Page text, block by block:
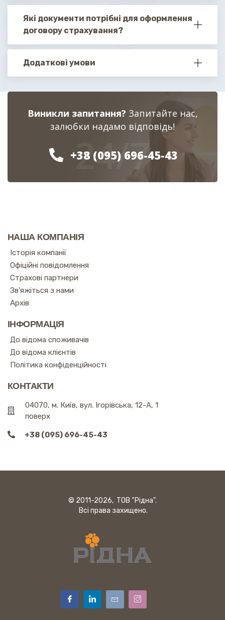
Які документи потрібні для оформлення
договору страхування?
Додаткові умови
Виникли запитання? Запитайте нас,
залюбки надамо відповідь!
+38 (095) 696-45-43
24/7
НАША КОМПАНІЯ
Історія компанії
Офіційні повідомлення
Страхові партнери
Зв'яжіться з нами
Архів
ІНФОРМАЦІЯ
До відома споживачів
До відома клієнтів
Політика конфіденційності
КОНТАКТИ
04070, м. Київ, вул. Ігорівська, 12-А, 1
поверх
+38 (095) 696-45-43
© 2011-2026, ТОВ “Рідна”.
Всі права захищено.